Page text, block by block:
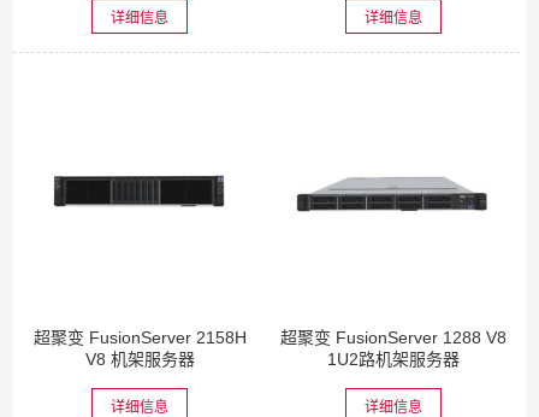
详细信息 详细信息
超聚变 FusionServer 2158H
V8 机架服务器
详细信息
超聚变 FusionServer 1288 V8
1U2路机架服务器
详细信息